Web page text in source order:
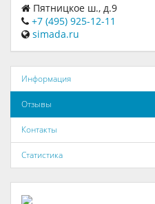
Пятницкое ш., д.9
+7 (495) 925-12-11
simada.ru
Информация
Отзывы
Контакты
Статистика